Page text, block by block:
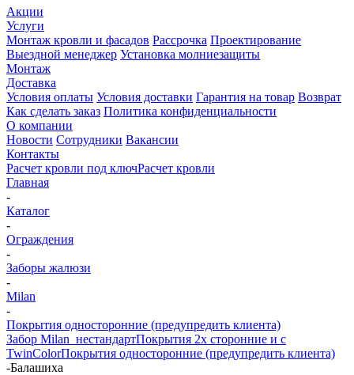
Акции
Услуги
Монтаж кровли и фасадов Рассрочка Проектирование
Выездной менеджер Установка молниезащиты
Монтаж
Доставка
Условия оплаты Условия доставки Гарантия на товар Возврат
Как сделать заказ Политика конфиденциальности
О компании
Новости Сотрудники Вакансии
Контакты
Расчет кровли под ключРасчет кровли
Главная
-
Каталог
-
Ограждения
-
Заборы жалюзи
-
Milan
-
Покрытия односторонние (предупредить клиента)
Забор Milan_нестандартПокрытия 2х сторонние и с
TwinColorПокрытия односторонние (предупредить клиента)
-Балашиха